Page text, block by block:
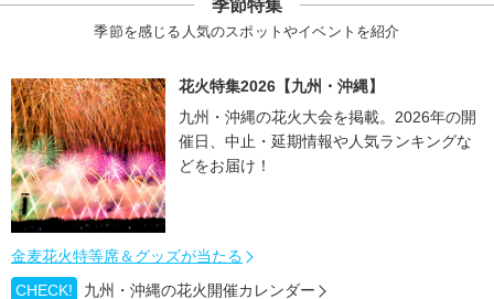
季節特集
季節を感じる人気のスポットやイベントを紹介
花火特集2026【九州・沖縄】
九州・沖縄の花火大会を掲載。2026年の開
催日、中止・延期情報や人気ランキングな
どをお届け！
金麦花火特等席＆グッズが当たる
CHECK!
九州・沖縄の花火開催カレンダー